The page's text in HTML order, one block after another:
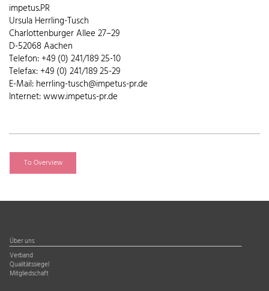
impetus.PR
Ursula Herrling-Tusch
Charlottenburger Allee 27–29
D-52068 Aachen
Telefon: +49 (0) 241/189 25-10
Telefax: +49 (0) 241/189 25-29
E-Mail: herrling-tusch@impetus-pr.de
Internet: www.impetus-pr.de
To Overview
Über uns
Verband
Qualitätssiegel
Mitgliedschaft